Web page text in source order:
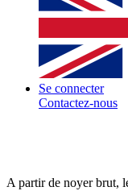
Se connecter
Contactez-nous
A partir de noyer brut,